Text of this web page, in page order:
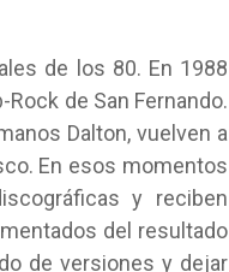
de los 80. En 1988
de San Fernando.
Dalton, vuelven a
En esos momentos
y reciben
del resultado
de versiones y dejar